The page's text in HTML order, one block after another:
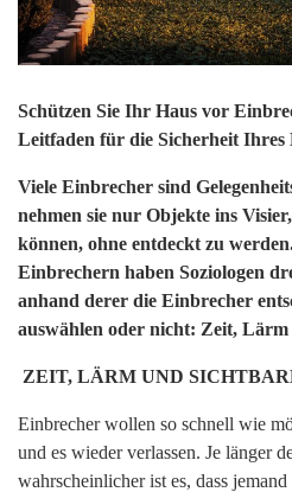
Schützen Sie Ihr Haus vor
Leitfaden für die Sicherheit Ihres
Viele Einbrecher sind
nehmen sie nur Objekte ins
können, ohne entdeckt zu
Einbrechern haben Soziologen
anhand derer die Einbrecher
auswählen oder nicht: Zeit,
ZEIT, LÄRM UND
Einbrecher wollen so schnell wie
und es wieder verlassen. Je länger
wahrscheinlicher ist es, dass